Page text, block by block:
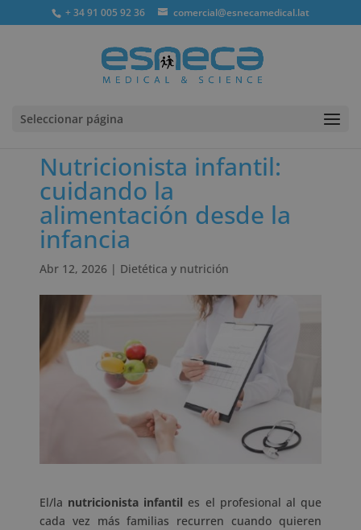
+ 34 91 005 92 36 comercial@esnecamedical.lat
Seleccionar página
Nutricionista infantil:
cuidando la
alimentación desde la
infancia
Abr 12, 2026| Dietética y nutrición
El/la nutricionista infantil es el profesional al que
cada vez más familias recurren cuando quieren